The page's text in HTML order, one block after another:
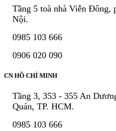
Tầng 5 toà nhà Viễn Đông,
Nội.
0985 103 666
0906 020 090
CN HỒ CHÍ MINH
Tầng 3, 353 - 355 An
Quán, TP. HCM.
0985 103 666